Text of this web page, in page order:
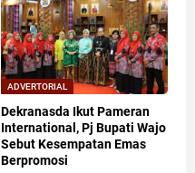
ADVERTORIAL
Dekranasda Ikut Pameran
International, Pj Bupati Wajo
Sebut Kesempatan Emas
Berpromosi